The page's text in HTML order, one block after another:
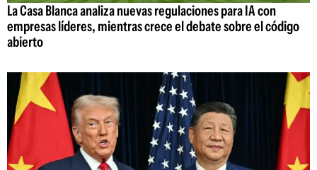
La Casa Blanca analiza nuevas regulaciones para IA con
empresas líderes, mientras crece el debate sobre el código
abierto